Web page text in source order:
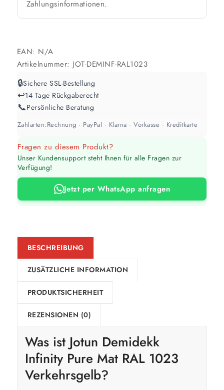
Werte sind Richtwerte und können je nach Untergrund und Werkzeug
abweichen. Für 10 % Reserve wird automatisch aufgerundet.
Zahlungsinformationen.
EAN: N/A
Artikelnummer: JOT-DEMINF-RAL1023
🔒Sichere SSL-Bestellung
↩️14 Tage Rückgaberecht
📞Persönliche Beratung
Zahlarten:Rechnung · PayPal · Klarna · Vorkasse · Kreditkarte
Fragen zu diesem Produkt?
Unser Kundensupport steht Ihnen für alle Fragen zur
Verfügung!
Jetzt per WhatsApp anfragen
BESCHREIBUNG
ZUSÄTZLICHE INFORMATION
PRODUKTSICHERHEIT
REZENSIONEN (0)
Was ist Jotun Demidekk
Infinity Pure Mat RAL 1023
Verkehrsgelb?